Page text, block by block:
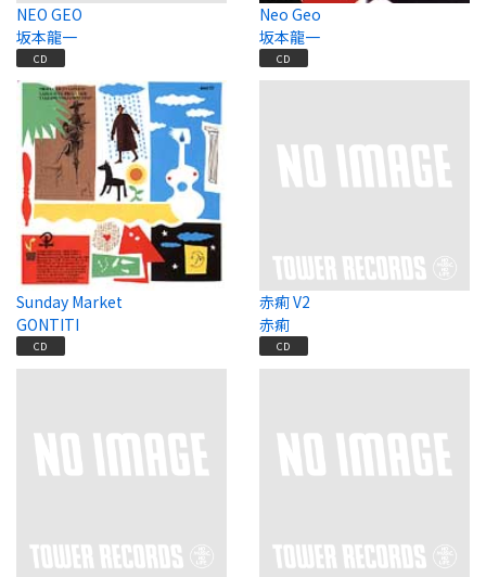
NEO GEO
坂本龍一
CD
Neo Geo
坂本龍一
CD
Sunday Market
GONTITI
CD
赤痢 V2
赤痢
CD